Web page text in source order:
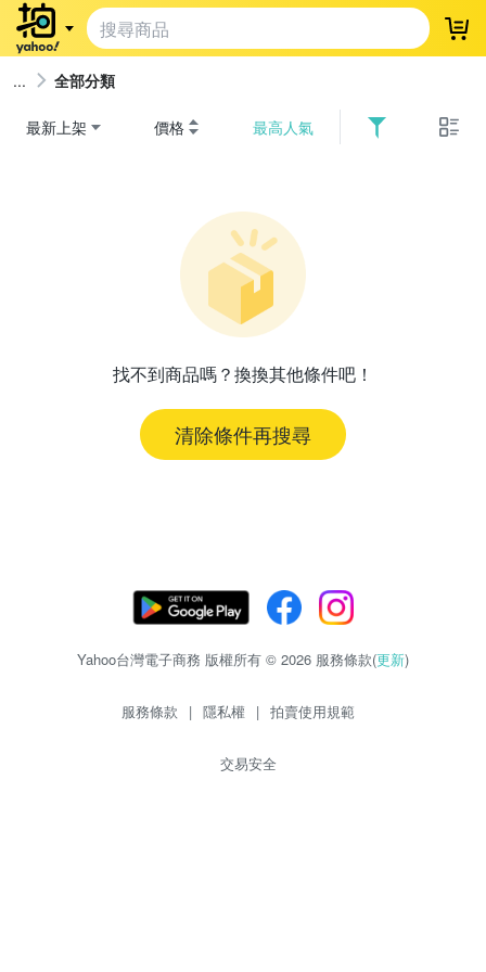
登
全部分類
最新上架 價格 最高人氣
找不到商品嗎？換換其他條件吧！
清除條件再搜尋
Yahoo台灣電子商務 版權所有 © 2026 服務條款(更新)
服務條款 | 隱私權 | 拍賣使用規範
交易安全